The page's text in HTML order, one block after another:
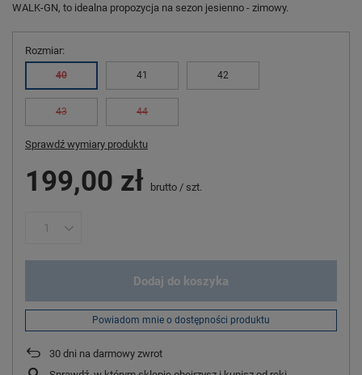
WALK-GN, to idealna propozycja na sezon jesienno - zimowy.
Rozmiar
40 41 42
43 44
Sprawdź wymiary produktu
199,00 zł brutto / szt.
Dodaj do koszyka
Powiadom mnie o dostępności produktu
30 dni na darmowy zwrot